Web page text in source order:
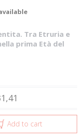
Tra Etruria e
prima Età del
Add to cart